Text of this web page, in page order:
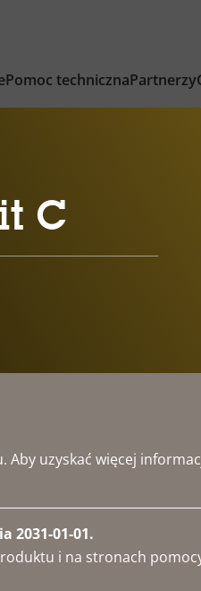
Pomoc technicznaPartnerzy
C
uzyskać więcej
2031-01-01.
i na stronach